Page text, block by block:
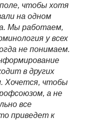
чтобы хотя
на одном
Мы работаем,
у всех
не понимаем.
в других
Хочется, чтобы
а не
все
приведет к